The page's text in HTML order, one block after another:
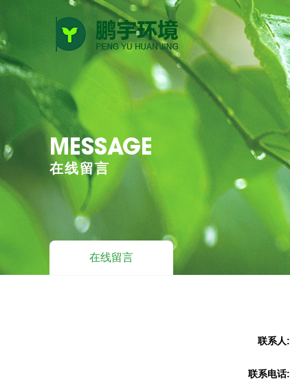
MESSAGE
在线留言
在线留言
联系人:
联系电话: